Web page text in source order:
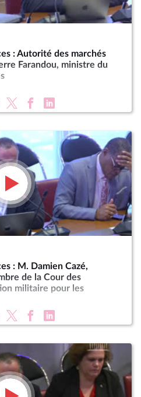
: Autorité des marchés
Farandou, ministre du
: M. Damien Cazé,
de la Cour des
militaire pour les